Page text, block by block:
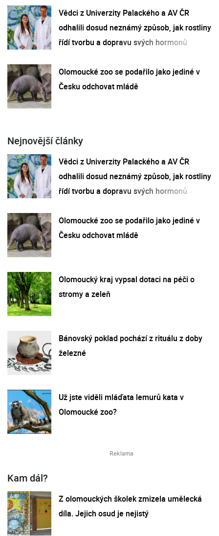
Vědci z Univerzity Palackého a AV ČR
odhalili dosud neznámý způsob, jak rostliny
řídí tvorbu a dopravu svých hormonů
Olomoucké zoo se podařilo jako jediné v
Česku odchovat mládě
Nejnovější články
Vědci z Univerzity Palackého a AV ČR
odhalili dosud neznámý způsob, jak rostliny
řídí tvorbu a dopravu svých hormonů
Olomoucké zoo se podařilo jako jediné v
Česku odchovat mládě
Olomoucký kraj vypsal dotaci na péči o
stromy a zeleň
Bánovský poklad pochází z rituálu z doby
železné
Už jste viděli mláďata lemurů kata v
Olomoucké zoo?
Kam dál?
Z olomouckých školek zmizela umělecká
díla. Jejich osud je nejistý